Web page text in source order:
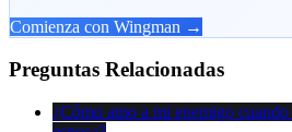
Comienza con Wingman →
Preguntas Relacionadas
¿Cómo amo a mi enemigo